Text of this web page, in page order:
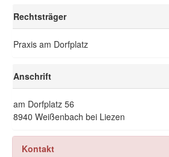
Rechtsträger
Praxis am Dorfplatz
Anschrift
am Dorfplatz 56
8940 Weißenbach bei Liezen
Kontakt